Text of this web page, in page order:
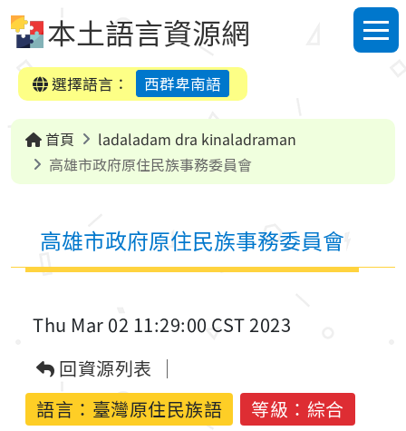
本土語言資源網
選單
選擇語言：
西群卑南語
首頁
ladaladam dra kinaladraman
高雄市政府原住民族事務委員會
高雄市政府原住民族事務委員會
Thu Mar 02 11:29:00 CST 2023
回資源列表
語言： 臺灣原住民族語
等級：綜合